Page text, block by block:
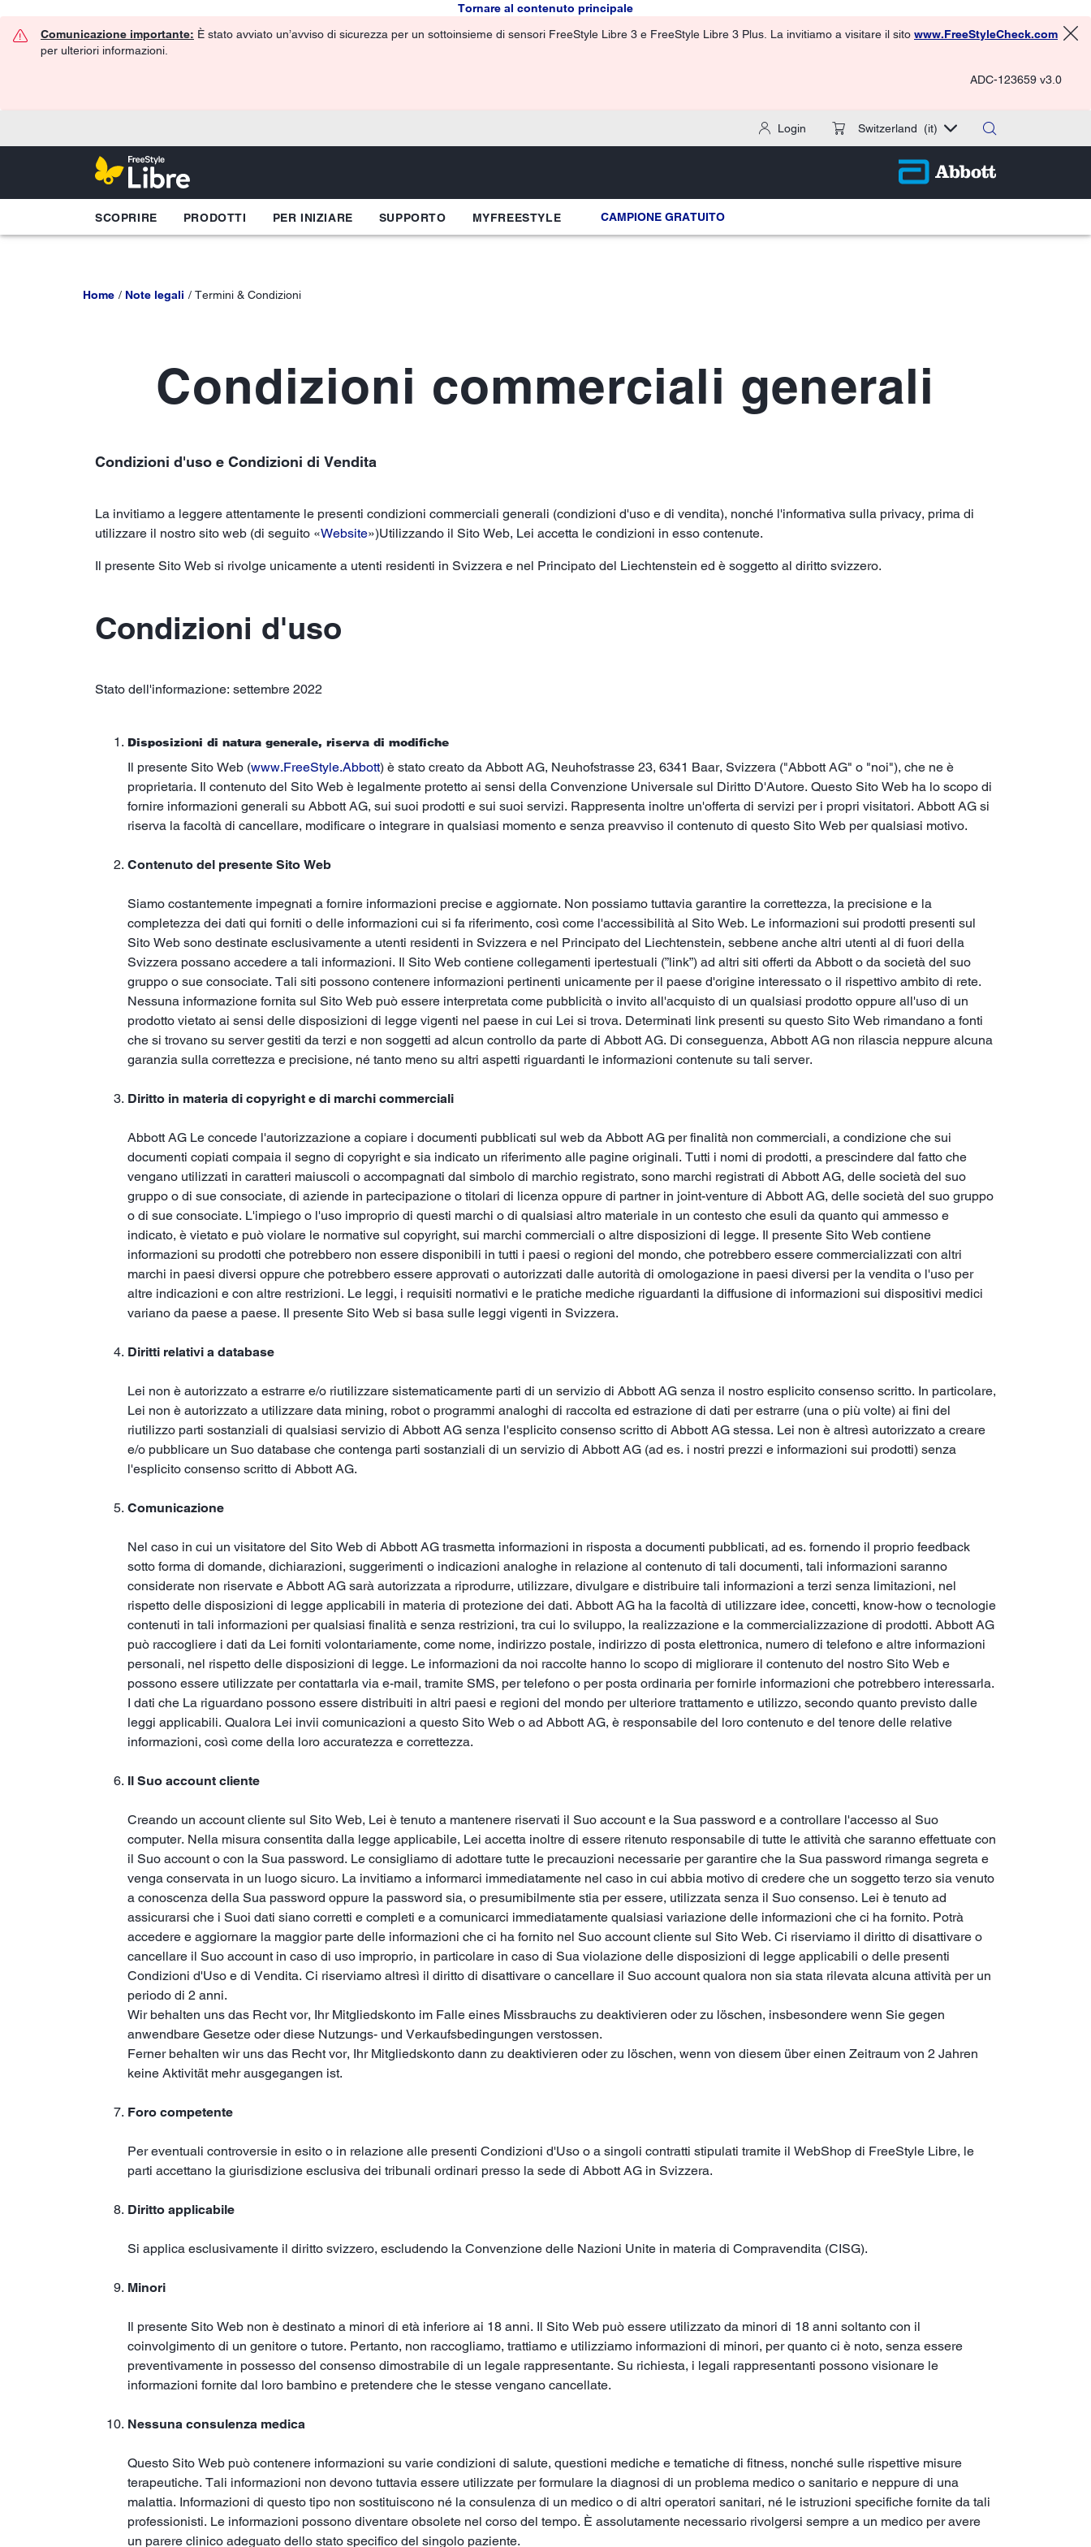
Tornare al contenuto principale
Comunicazione importante: È stato avviato un’avviso di sicurezza per un sottoinsieme di sensori FreeStyle Libre 3 e FreeStyle Libre 3 Plus. La invitiamo a visitare il sito www.FreeStyleCheck.com
per ulteriori informazioni.
ADC-123659 v3.0
Login Switzerland (it)
SCOPRIRE PRODOTTI PER INIZIARE SUPPORTO MYFREESTYLE CAMPIONE GRATUITO
Home Note legali Termini & Condizioni
Condizioni commerciali generali
Condizioni d'uso e Condizioni di Vendita
La invitiamo a leggere attentamente le presenti condizioni commerciali generali (condizioni d'uso e di vendita), nonché l'informativa sulla privacy, prima di
utilizzare il nostro sito web (di seguito «Website»)Utilizzando il Sito Web, Lei accetta le condizioni in esso contenute.
Il presente Sito Web si rivolge unicamente a utenti residenti in Svizzera e nel Principato del Liechtenstein ed è soggetto al diritto svizzero.
Condizioni d'uso
Stato dell'informazione: settembre 2022
Disposizioni di natura generale, riserva di modifiche
Il presente Sito Web (www.FreeStyle.Abbott) è stato creato da Abbott AG, Neuhofstrasse 23, 6341 Baar, Svizzera ("Abbott AG" o "noi"), che ne è
proprietaria. Il contenuto del Sito Web è legalmente protetto ai sensi della Convenzione Universale sul Diritto D'Autore. Questo Sito Web ha lo scopo di
fornire informazioni generali su Abbott AG, sui suoi prodotti e sui suoi servizi. Rappresenta inoltre un'offerta di servizi per i propri visitatori. Abbott AG si
riserva la facoltà di cancellare, modificare o integrare in qualsiasi momento e senza preavviso il contenuto di questo Sito Web per qualsiasi motivo.
Contenuto del presente Sito Web
Siamo costantemente impegnati a fornire informazioni precise e aggiornate. Non possiamo tuttavia garantire la correttezza, la precisione e la
completezza dei dati qui forniti o delle informazioni cui si fa riferimento, così come l'accessibilità al Sito Web. Le informazioni sui prodotti presenti sul
Sito Web sono destinate esclusivamente a utenti residenti in Svizzera e nel Principato del Liechtenstein, sebbene anche altri utenti al di fuori della
Svizzera possano accedere a tali informazioni. Il Sito Web contiene collegamenti ipertestuali (”link”) ad altri siti offerti da Abbott o da società del suo
gruppo o sue consociate. Tali siti possono contenere informazioni pertinenti unicamente per il paese d'origine interessato o il rispettivo ambito di rete.
Nessuna informazione fornita sul Sito Web può essere interpretata come pubblicità o invito all'acquisto di un qualsiasi prodotto oppure all'uso di un
prodotto vietato ai sensi delle disposizioni di legge vigenti nel paese in cui Lei si trova. Determinati link presenti su questo Sito Web rimandano a fonti
che si trovano su server gestiti da terzi e non soggetti ad alcun controllo da parte di Abbott AG. Di conseguenza, Abbott AG non rilascia neppure alcuna
garanzia sulla correttezza e precisione, né tanto meno su altri aspetti riguardanti le informazioni contenute su tali server.
Diritto in materia di copyright e di marchi commerciali
Abbott AG Le concede l'autorizzazione a copiare i documenti pubblicati sul web da Abbott AG per finalità non commerciali, a condizione che sui
documenti copiati compaia il segno di copyright e sia indicato un riferimento alle pagine originali. Tutti i nomi di prodotti, a prescindere dal fatto che
vengano utilizzati in caratteri maiuscoli o accompagnati dal simbolo di marchio registrato, sono marchi registrati di Abbott AG, delle società del suo
gruppo o di sue consociate, di aziende in partecipazione o titolari di licenza oppure di partner in joint-venture di Abbott AG, delle società del suo gruppo
o di sue consociate. L'impiego o l'uso improprio di questi marchi o di qualsiasi altro materiale in un contesto che esuli da quanto qui ammesso e
indicato, è vietato e può violare le normative sul copyright, sui marchi commerciali o altre disposizioni di legge. Il presente Sito Web contiene
informazioni su prodotti che potrebbero non essere disponibili in tutti i paesi o regioni del mondo, che potrebbero essere commercializzati con altri
marchi in paesi diversi oppure che potrebbero essere approvati o autorizzati dalle autorità di omologazione in paesi diversi per la vendita o l'uso per
altre indicazioni e con altre restrizioni. Le leggi, i requisiti normativi e le pratiche mediche riguardanti la diffusione di informazioni sui dispositivi medici
variano da paese a paese. Il presente Sito Web si basa sulle leggi vigenti in Svizzera.
Diritti relativi a database
Lei non è autorizzato a estrarre e/o riutilizzare sistematicamente parti di un servizio di Abbott AG senza il nostro esplicito consenso scritto. In particolare,
Lei non è autorizzato a utilizzare data mining, robot o programmi analoghi di raccolta ed estrazione di dati per estrarre (una o più volte) ai fini del
riutilizzo parti sostanziali di qualsiasi servizio di Abbott AG senza l'esplicito consenso scritto di Abbott AG stessa. Lei non è altresì autorizzato a creare
e/o pubblicare un Suo database che contenga parti sostanziali di un servizio di Abbott AG (ad es. i nostri prezzi e informazioni sui prodotti) senza
l'esplicito consenso scritto di Abbott AG.
Comunicazione
Nel caso in cui un visitatore del Sito Web di Abbott AG trasmetta informazioni in risposta a documenti pubblicati, ad es. fornendo il proprio feedback
sotto forma di domande, dichiarazioni, suggerimenti o indicazioni analoghe in relazione al contenuto di tali documenti, tali informazioni saranno
considerate non riservate e Abbott AG sarà autorizzata a riprodurre, utilizzare, divulgare e distribuire tali informazioni a terzi senza limitazioni, nel
rispetto delle disposizioni di legge applicabili in materia di protezione dei dati. Abbott AG ha la facoltà di utilizzare idee, concetti, know-how o tecnologie
contenuti in tali informazioni per qualsiasi finalità e senza restrizioni, tra cui lo sviluppo, la realizzazione e la commercializzazione di prodotti. Abbott AG
può raccogliere i dati da Lei forniti volontariamente, come nome, indirizzo postale, indirizzo di posta elettronica, numero di telefono e altre informazioni
personali, nel rispetto delle disposizioni di legge. Le informazioni da noi raccolte hanno lo scopo di migliorare il contenuto del nostro Sito Web e
possono essere utilizzate per contattarla via e-mail, tramite SMS, per telefono o per posta ordinaria per fornirle informazioni che potrebbero interessarla.
I dati che La riguardano possono essere distribuiti in altri paesi e regioni del mondo per ulteriore trattamento e utilizzo, secondo quanto previsto dalle
leggi applicabili. Qualora Lei invii comunicazioni a questo Sito Web o ad Abbott AG, è responsabile del loro contenuto e del tenore delle relative
informazioni, così come della loro accuratezza e correttezza.
Il Suo account cliente
Creando un account cliente sul Sito Web, Lei è tenuto a mantenere riservati il Suo account e la Sua password e a controllare l'accesso al Suo
computer. Nella misura consentita dalla legge applicabile, Lei accetta inoltre di essere ritenuto responsabile di tutte le attività che saranno effettuate con
il Suo account o con la Sua password. Le consigliamo di adottare tutte le precauzioni necessarie per garantire che la Sua password rimanga segreta e
venga conservata in un luogo sicuro. La invitiamo a informarci immediatamente nel caso in cui abbia motivo di credere che un soggetto terzo sia venuto
a conoscenza della Sua password oppure la password sia, o presumibilmente stia per essere, utilizzata senza il Suo consenso. Lei è tenuto ad
assicurarsi che i Suoi dati siano corretti e completi e a comunicarci immediatamente qualsiasi variazione delle informazioni che ci ha fornito. Potrà
accedere e aggiornare la maggior parte delle informazioni che ci ha fornito nel Suo account cliente sul Sito Web. Ci riserviamo il diritto di disattivare o
cancellare il Suo account in caso di uso improprio, in particolare in caso di Sua violazione delle disposizioni di legge applicabili o delle presenti
Condizioni d'Uso e di Vendita. Ci riserviamo altresì il diritto di disattivare o cancellare il Suo account qualora non sia stata rilevata alcuna attività per un
periodo di 2 anni.
Wir behalten uns das Recht vor, Ihr Mitgliedskonto im Falle eines Missbrauchs zu deaktivieren oder zu löschen, insbesondere wenn Sie gegen
anwendbare Gesetze oder diese Nutzungs- und Verkaufsbedingungen verstossen.
Ferner behalten wir uns das Recht vor, Ihr Mitgliedskonto dann zu deaktivieren oder zu löschen, wenn von diesem über einen Zeitraum von 2 Jahren
keine Aktivität mehr ausgegangen ist.
Foro competente
Per eventuali controversie in esito o in relazione alle presenti Condizioni d'Uso o a singoli contratti stipulati tramite il WebShop di FreeStyle Libre, le
parti accettano la giurisdizione esclusiva dei tribunali ordinari presso la sede di Abbott AG in Svizzera.
Diritto applicabile
Si applica esclusivamente il diritto svizzero, escludendo la Convenzione delle Nazioni Unite in materia di Compravendita (CISG).
Minori
Il presente Sito Web non è destinato a minori di età inferiore ai 18 anni. Il Sito Web può essere utilizzato da minori di 18 anni soltanto con il
coinvolgimento di un genitore o tutore. Pertanto, non raccogliamo, trattiamo e utilizziamo informazioni di minori, per quanto ci è noto, senza essere
preventivamente in possesso del consenso dimostrabile di un legale rappresentante. Su richiesta, i legali rappresentanti possono visionare le
informazioni fornite dal loro bambino e pretendere che le stesse vengano cancellate.
Nessuna consulenza medica
Questo Sito Web può contenere informazioni su varie condizioni di salute, questioni mediche e tematiche di fitness, nonché sulle rispettive misure
terapeutiche. Tali informazioni non devono tuttavia essere utilizzate per formulare la diagnosi di un problema medico o sanitario e neppure di una
malattia. Informazioni di questo tipo non sostituiscono né la consulenza di un medico o di altri operatori sanitari, né le istruzioni specifiche fornite da tali
professionisti. Le informazioni possono diventare obsolete nel corso del tempo. È assolutamente necessario rivolgersi sempre a un medico per avere
un parere clinico adeguato dello stato specifico del singolo paziente.